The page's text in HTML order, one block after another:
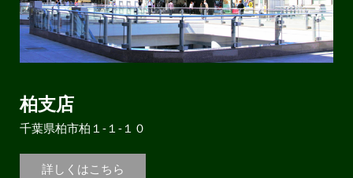
柏支店
千葉県柏市柏１-１-１０
詳しくはこちら